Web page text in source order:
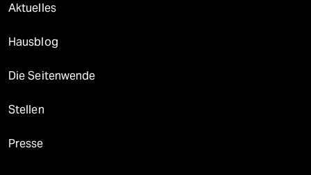
Aktuelles
Hausblog
Die Seitenwende
Stellen
Presse